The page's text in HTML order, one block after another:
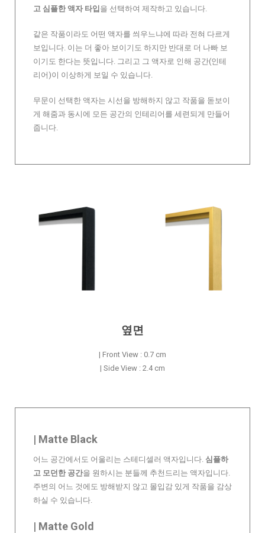
고 심플한 액자 타입 을 선택하여 제작하고 있습니다.
같은 작품이라도 어떤 액자를 씌우느냐에 따라 전혀 다르게
보입니다. 이는 더 좋아 보이기도 하지만 반대로 더 나빠 보
이기도 한다는 뜻입니다. 그리고 그 액자로 인해 공간(인테
리어)이 이상하게 보일 수 있습니다.
무문이 선택한 액자는 시선을 방해하지 않고 작품을 돋보이
게 해줌과 동시에 모든 공간의 인테리어를 세련되게 만들어
줍니다.
옆면
| Front View : 0.7 cm
| Side View : 2.4 cm
| Matte Black
어느 공간에서도 어울리는 스테디셀러 액자입니다. 심플하
고 모던한 공간을 원하시는 분들께 추천드리는 액자입니다.
주변의 어느 것에도 방해받지 않고 몰입감 있게 작품을 감상
하실 수 있습니다.
| Matte Gold